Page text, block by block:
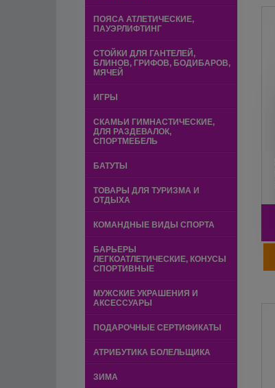
ПОЯСА АТЛЕТИЧЕСКИЕ,
ПАУЭРЛИФТИНГ
СТОЙКИ ДЛЯ ГАНТЕЛЕЙ,
БЛИНОВ, ГРИФОВ, БОДИБАРОВ,
МЯЧЕЙ
ИГРЫ
СКАМЬИ ГИМНАСТИЧЕСКИЕ,
ДЛЯ РАЗДЕВАЛОК,
СПОРТМЕБЕЛЬ
БАТУТЫ
ТОВАРЫ ДЛЯ ТУРИЗМА И
ОТДЫХА
КОМАНДНЫЕ ВИДЫ СПОРТА
БАРЬЕРЫ
ЛЕГКОАТЛЕТИЧЕСКИЕ, КОНУСЫ
СПОРТИВНЫЕ
МУЖСКИЕ УКРАШЕНИЯ И
АКСЕССУАРЫ
ПОДАРОЧНЫЕ СЕРТИФИКАТЫ
АТРИБУТИКА БОЛЕЛЬЩИКА
ЗИМА